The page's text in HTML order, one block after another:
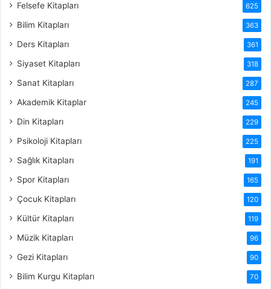
Felsefe Kitapları 625
Bilim Kitapları 363
Ders Kitapları 361
Siyaset Kitapları 318
Sanat Kitapları 287
Akademik Kitaplar 245
Din Kitapları 229
Psikoloji Kitapları 225
Sağlık Kitapları 191
Spor Kitapları 165
Çocuk Kitapları 120
Kültür Kitapları 119
Müzik Kitapları 96
Gezi Kitapları 90
Bilim Kurgu Kitapları 70